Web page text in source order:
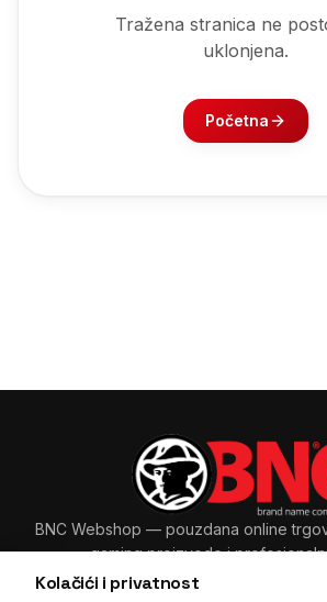
Kolačići i privatnost
Tražena stranica ne
uklonjena.
Početna
BNC Webshop — pouzdana online
gaming proizvode i